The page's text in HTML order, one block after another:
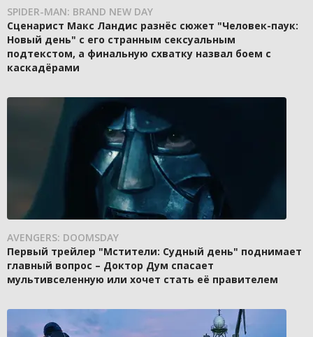
SPIDER-MAN: BRAND NEW DAY
Сценарист Макс Ландис разнёс сюжет "Человек-паук:
Новый день" с его странным сексуальным
подтекстом, а финальную схватку назвал боем с
каскадёрами
AVENGERS: DOOMSDAY
Первый трейлер "Мстители: Судный день" поднимает
главный вопрос – Доктор Дум спасает
мультивселенную или хочет стать её правителем